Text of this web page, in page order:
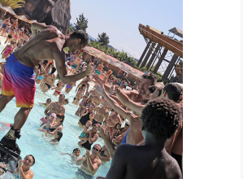
FLYBOARD
TANDEM